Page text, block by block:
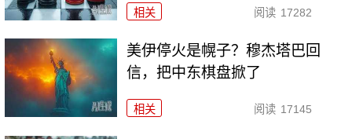
相关 阅读 17282
美伊停火是幌子？穆杰塔巴回
信，把中东棋盘掀了
相关 阅读 17145